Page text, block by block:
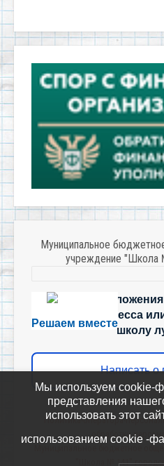
Муниципальное
учреждение "Школа
Решаем вместе
Есть
учебного процесса
школу
Написать о
Политика-оператора-
обработки-
Муниципальное бюджетное
"Школа № 141"
Мы используем cookie-
представления
использовать этот
использованием cookie -